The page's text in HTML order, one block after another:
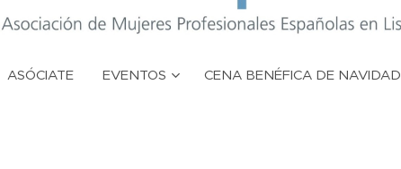
ASÓCIATE EVENTOS CENA BENÉFICA DE NAVIDAD